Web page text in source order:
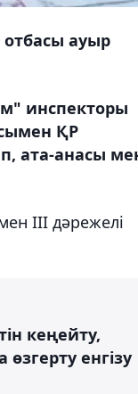
ауыр
инспекторы
ҚР
ата-анасы
III дәрежелі
кеңейту,
енгізу